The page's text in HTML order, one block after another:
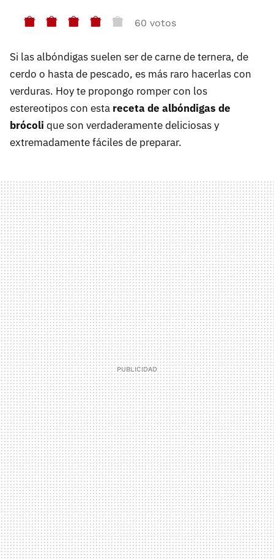
60 votos
Si las albóndigas suelen ser de carne de ternera, de
cerdo o hasta de pescado, es más raro hacerlas con
verduras. Hoy te propongo romper con los
estereotipos con esta receta de albóndigas de
brócoli que son verdaderamente deliciosas y
extremadamente fáciles de preparar.